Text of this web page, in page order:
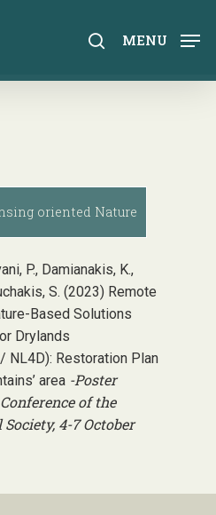
search
MENU
oriented Nature
P., Damianakis, K.,
S. (2023) Remote
Based Solutions
Drylands
NL4D): Restoration Plan
area -Poster
of the
4-7 October